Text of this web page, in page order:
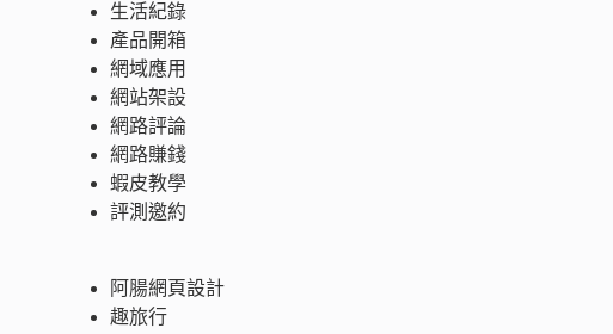
生活紀錄
產品開箱
網域應用
網站架設
網路評論
網路賺錢
蝦皮教學
評測邀約
阿腸網頁設計
趣旅行